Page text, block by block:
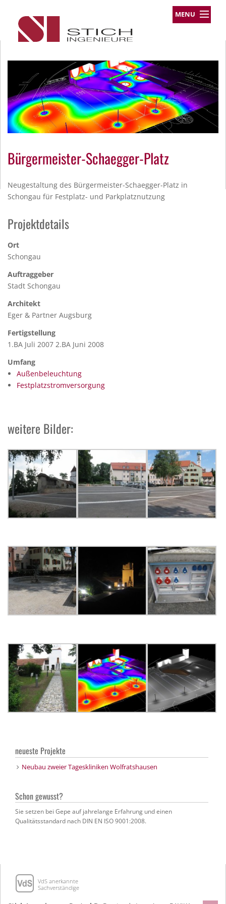
MENU
Leistungsprofil
Team
Über uns
Kontakt
Impressum
Datenschutz
Bürgermeister-Schaegger-Platz
Neugestaltung des Bürgermeister-Schaegger-Platz in
Schongau für Festplatz- und Parkplatznutzung
Projektdetails
Ort
Schongau
Auftraggeber
Stadt Schongau
Architekt
Eger & Partner Augsburg
Fertigstellung
1.BA Juli 2007 2.BA Juni 2008
Umfang
Außenbeleuchtung
Festplatzstromversorgung
weitere Bilder:
neueste Projekte
Neubau zweier Tageskliniken Wolfratshausen
Schon gewusst?
Sie setzen bei Gepe auf jahrelange Erfahrung und einen
Qualitätsstandard nach DIN EN ISO 9001:2008.
VdS anerkannte
Sachverständige